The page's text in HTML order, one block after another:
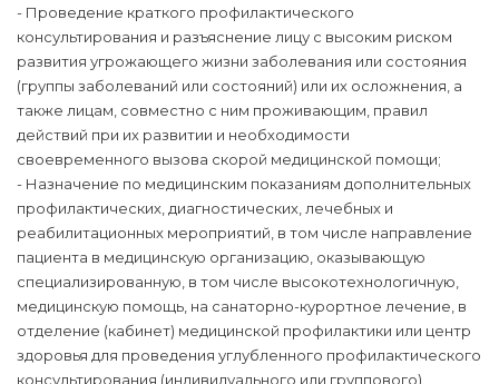
- Проведение краткого профилактического
консультирования и разъяснение лицу с высоким риском
развития угрожающего жизни заболевания или состояния
(группы заболеваний или состояний) или их осложнения, а
также лицам, совместно с ним проживающим, правил
действий при их развитии и необходимости
своевременного вызова скорой медицинской помощи;
- Назначение по медицинским показаниям дополнительных
профилактических, диагностических, лечебных и
реабилитационных мероприятий, в том числе направление
пациента в медицинскую организацию, оказывающую
специализированную, в том числе высокотехнологичную,
медицинскую помощь, на санаторно-курортное лечение, в
отделение (кабинет) медицинской профилактики или центр
здоровья для проведения углубленного профилактического
консультирования (индивидуального или группового).